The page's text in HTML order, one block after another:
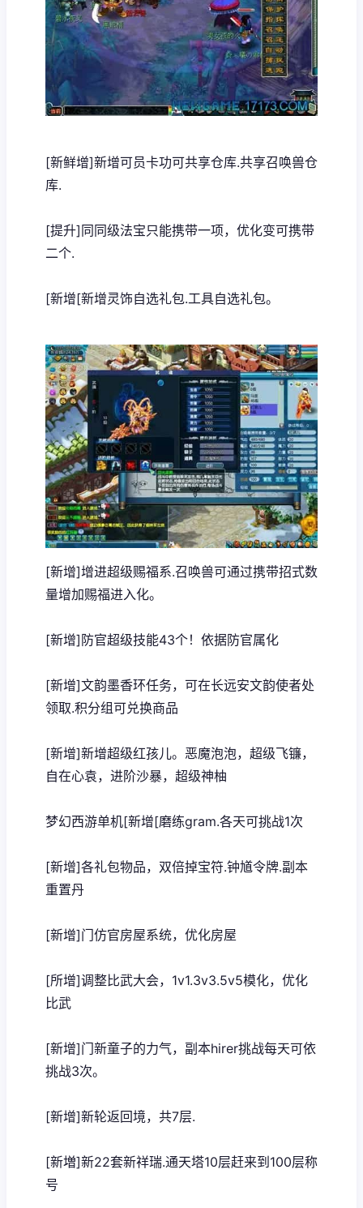
[新鲜增]新增可员卡功可共享仓库.共享召唤兽仓
库.
[提升]同同级法宝只能携带一项，优化变可携带
二个.
[新增[新增灵饰自选礼包.工具自选礼包。
[新增]增进超级赐福系.召唤兽可通过携带招式数
量增加赐福进入化。
[新增]防官超级技能43个！依据防官属化
[新增]文韵墨香环任务，可在长远安文韵使者处
领取.积分组可兑换商品
[新增]新增超级红孩儿。恶魔泡泡，超级飞镰，
自在心袁，进阶沙暴，超级神柚
梦幻西游单机[新增[磨练gram.各天可挑战1次
[新增]各礼包物品，双倍掉宝符.钟馗令牌.副本
重置丹
[新增]门仿官房屋系统，优化房屋
[所增]调整比武大会，1v1.3v3.5v5模化，优化
比武
[新增]门新童子的力气，副本hirer挑战每天可依
挑战3次。
[新增]新轮返回境，共7层.
[新増]新22套新祥瑞.通天塔10层赶来到100层称
号